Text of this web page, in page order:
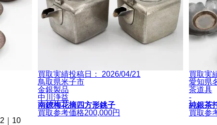
買取実績投稿日： 2026/04/21
鳥取県米子市
金銀製品
中川浄益
南鐐梅花摘四方形銚子
買取参考価格200,000円
買取実
愛知県
茶道具
-
純銀茶
買取参
2
10